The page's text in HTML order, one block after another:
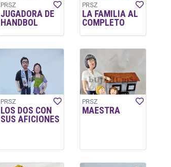
PRSZ
JUGADORA DE
HANDBOL
PRSZ
LA FAMILIA AL
COMPLETO
PRSZ
LOS DOS CON
SUS AFICIONES
PRSZ
MAESTRA